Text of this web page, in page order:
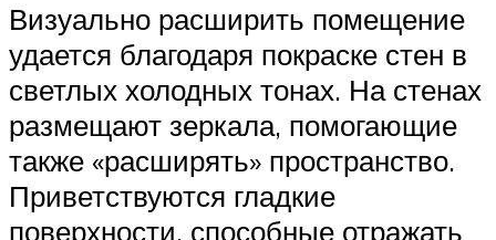
Визуально расширить помещение
удается благодаря покраске стен в
светлых холодных тонах. На стенах
размещают зеркала, помогающие
также «расширять» пространство.
Приветствуются гладкие
поверхности, способные отражать